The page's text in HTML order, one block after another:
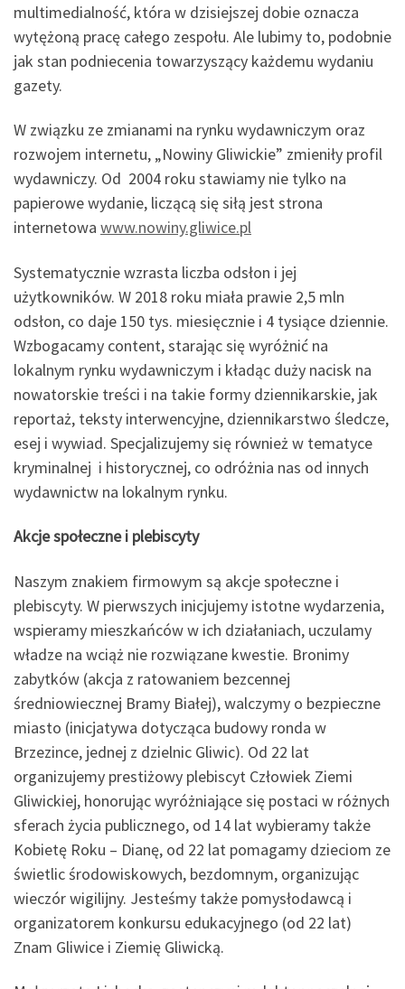
multimedialność, która w dzisiejszej dobie oznacza
wytężoną pracę całego zespołu. Ale lubimy to, podobnie
jak stan podniecenia towarzyszący każdemu wydaniu
gazety.
W związku ze zmianami na rynku wydawniczym oraz
rozwojem internetu, „Nowiny Gliwickie” zmieniły profil
wydawniczy. Od 2004 roku stawiamy nie tylko na
papierowe wydanie, liczącą się siłą jest strona
internetowa www.nowiny.gliwice.pl
Systematycznie wzrasta liczba odsłon i jej
użytkowników. W 2018 roku miała prawie 2,5 mln
odsłon, co daje 150 tys. miesięcznie i 4 tysiące dziennie.
Wzbogacamy content, starając się wyróżnić na
lokalnym rynku wydawniczym i kładąc duży nacisk na
nowatorskie treści i na takie formy dziennikarskie, jak
reportaż, teksty interwencyjne, dziennikarstwo śledcze,
esej i wywiad. Specjalizujemy się również w tematyce
kryminalnej i historycznej, co odróżnia nas od innych
wydawnictw na lokalnym rynku.
Akcje społeczne i plebiscyty
Naszym znakiem firmowym są akcje społeczne i
plebiscyty. W pierwszych inicjujemy istotne wydarzenia,
wspieramy mieszkańców w ich działaniach, uczulamy
władze na wciąż nie rozwiązane kwestie. Bronimy
zabytków (akcja z ratowaniem bezcennej
średniowiecznej Bramy Białej), walczymy o bezpieczne
miasto (inicjatywa dotycząca budowy ronda w
Brzezince, jednej z dzielnic Gliwic). Od 22 lat
organizujemy prestiżowy plebiscyt Człowiek Ziemi
Gliwickiej, honorując wyróżniające się postaci w różnych
sferach życia publicznego, od 14 lat wybieramy także
Kobietę Roku – Dianę, od 22 lat pomagamy dzieciom ze
świetlic środowiskowych, bezdomnym, organizując
wieczór wigilijny. Jesteśmy także pomysłodawcą i
organizatorem konkursu edukacyjnego (od 22 lat)
Znam Gliwice i Ziemię Gliwicką.